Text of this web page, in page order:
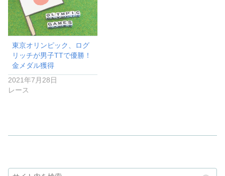
東京オリンピック、ログ
リッチが男子TTで優勝！
金メダル獲得
2021年7月28日
レース